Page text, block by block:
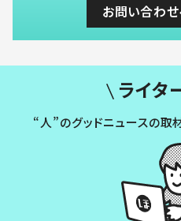
お問い合わ
ライタ
“人”のグッドニュースの取